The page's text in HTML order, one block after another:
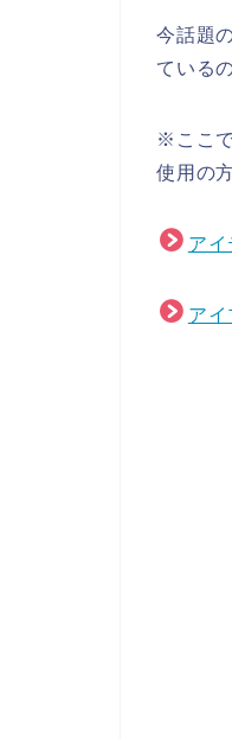
今話題
ている
※ここで
使用の
ア
ア